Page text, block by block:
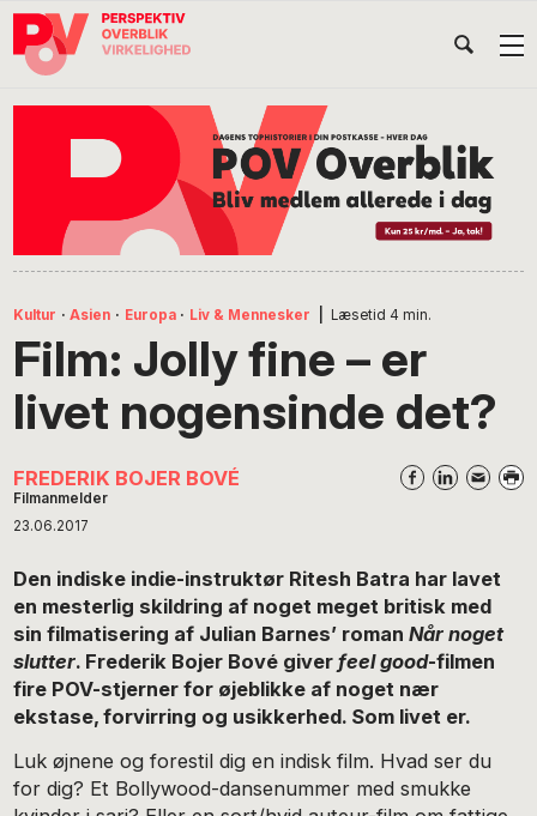
Gå
direkte
Skip
indhold
Gå
direkte
Kultur · Asien · Europa · Liv & Mennesker Læsetid 4 min.
Film: Jolly fine – er
livet nogensinde det?
FREDERIK BOJER BOVÉ
Filmanmelder
23.06.2017
Den indiske indie-instruktør Ritesh Batra har lavet
en mesterlig skildring af noget meget britisk med
sin filmatisering af Julian Barnes’ romanNår noget
slutter. Frederik Bojer Bové giverfeel good-filmen
fire POV-stjerner for øjeblikke af noget nær
ekstase, forvirring og usikkerhed. Som livet er.
Luk øjnene og forestil dig en indisk film. Hvad ser du
for dig? Et Bollywood-dansenummer med smukke